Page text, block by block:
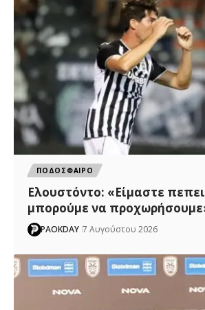
ΠΟΔΟΣΦΑΙΡΟ
Ελουστόντο: «Είμαστε
μπορούμε να
PAOKDAY 7 Αυγούστου 2026